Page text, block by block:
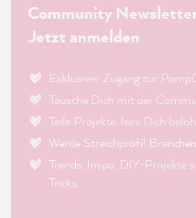
Community
Jetzt anmelden
Exklusiver Zugang zur
Tausche Dich mit der
Teile Projekte, lass Dich
Werde Streichprofi!
Trends, Inspo, DIY-Projekte
Tricks.